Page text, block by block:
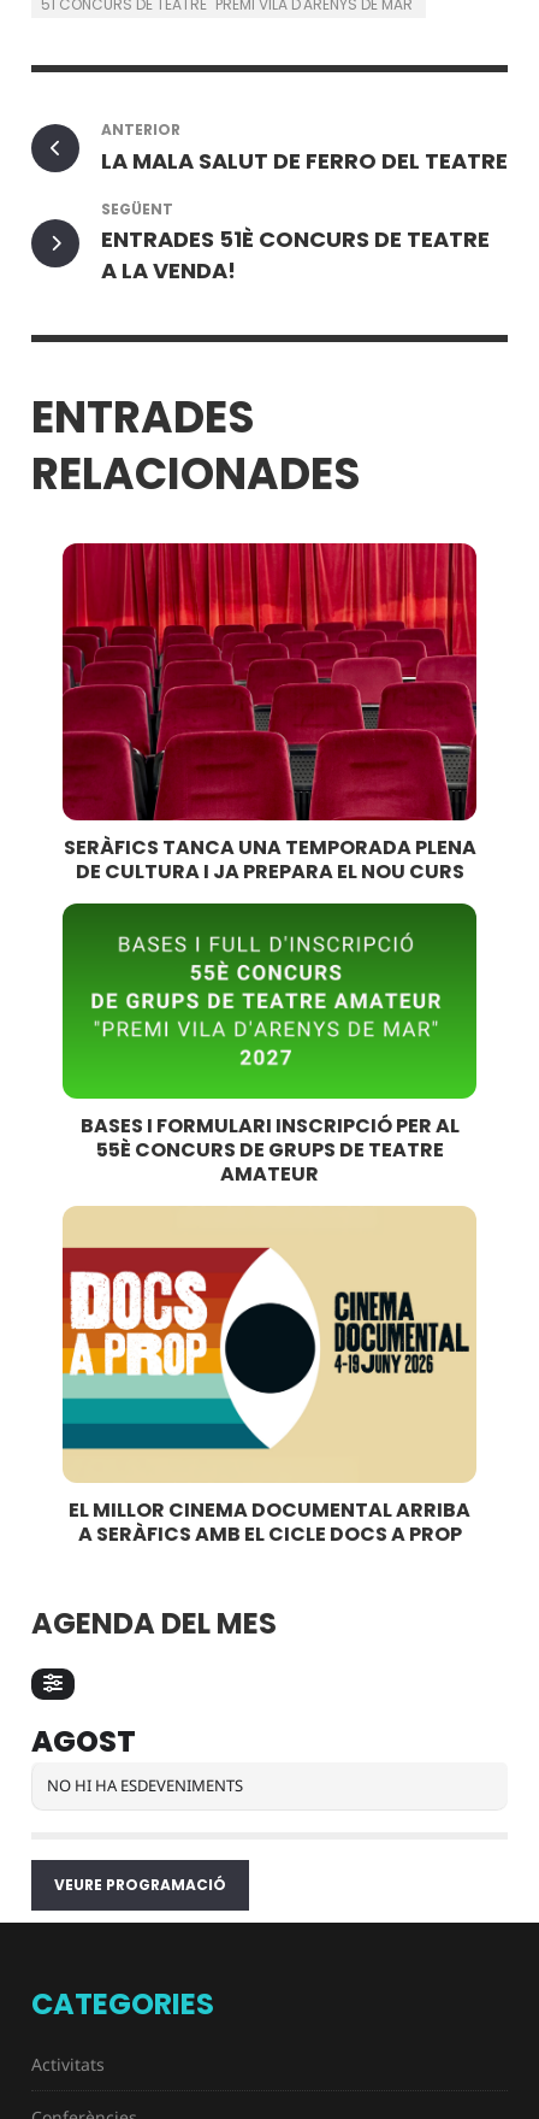
ANTERIOR
LA MALA SALUT DE FERRO DEL TEATRE
SEGÜENT
ENTRADES 51È CONCURS DE TEATRE
A LA VENDA!
ENTRADES
RELACIONADES
SERÀFICS TANCA UNA TEMPORADA PLENA
DE CULTURA I JA PREPARA EL NOU CURS
BASES I FORMULARI INSCRIPCIÓ PER AL
55È CONCURS DE GRUPS DE TEATRE
AMATEUR
EL MILLOR CINEMA DOCUMENTAL ARRIBA
A SERÀFICS AMB EL CICLE DOCS A PROP
AGENDA DEL MES
AGOST
NO HI HA ESDEVENIMENTS
VEURE PROGRAMACIÓ
CATEGORIES
Activitats